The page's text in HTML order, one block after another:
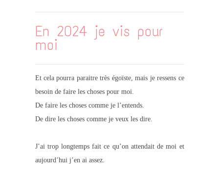
En 2024 je vis pour
moi
Et cela pourra paraitre très égoïste, mais je ressens ce
besoin de faire les choses pour moi.
De faire les choses comme je l’entends.
De dire les choses comme je veux les dire.
J’ai trop longtemps fait ce qu’on attendait de moi et
aujourd’hui j’en ai assez.